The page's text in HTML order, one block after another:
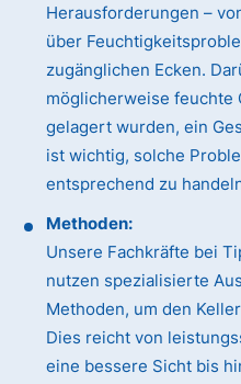
Herausforderungen –
über
zugänglichen Ecken.
möglicherweise feuchte
gelagert wurden, ein
ist wichtig, solche
entsprechend zu
Methoden:
Unsere Fachkräfte bei
nutzen spezialisierte
Methoden, um den
Dies reicht von
eine bessere Sicht bis